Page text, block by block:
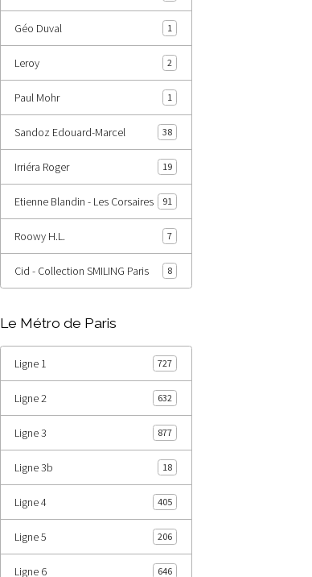
Géo Duval 1
Leroy 2
Paul Mohr 1
Sandoz Edouard-Marcel 38
Irriéra Roger 19
Etienne Blandin - Les Corsaires 91
Roowy H.L. 7
Cid - Collection SMILING Paris 8
Le Métro de Paris
Ligne 1 727
Ligne 2 632
Ligne 3 877
Ligne 3b 18
Ligne 4 405
Ligne 5 206
Ligne 6 646